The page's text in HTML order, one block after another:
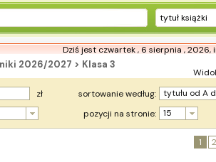
tytuł książki
Dziś jest czwartek , 6 sierpnia , 2026,
2026/2027 > Klasa 3
zł sortowanie według:
tytułu od A
pozycji na stronie: 15
1 2